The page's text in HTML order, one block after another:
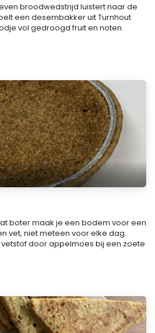
broodwedstrijd luistert naar de
een desembakker uit Turnhout
vol gedroogd fruit en noten.
boter maak je een bodem voor een
vet, niet meteen voor elke dag.
door appelmoes bij een zoete